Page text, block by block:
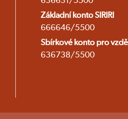
Základní konto SIRIRI
666646/5500
Sbírkové konto pro
636738/5500